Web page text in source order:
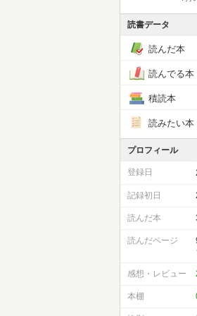
読書データ
読んだ本
読んでる本
積読本
読みたい本
プロフィール
登録日
記録初日
読んだ本
読んだページ
感想・レビュー
本棚